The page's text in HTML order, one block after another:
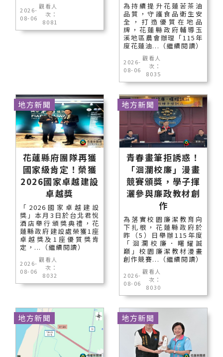
2026-
08-06
觀看人
次：
8081
為持續提升花蓮苦茶油
品質，守護食品衛生安
全，打造優質在地品
牌，花蓮縣政府輔導玉
溪地區農會辦理「115年
度花蓮油...（繼續閱讀）
2026-
08-06
觀看人
次：
8035
花蓮縣府團隊再獲
國家級肯定！榮獲
2026國家卓越建設
卓越獎
「2026國家卓越建設
獎」本月3日於台北君悅
酒店舉行頒獎典禮，花
蓮縣政府建設處榮獲1座
卓越獎及1座優質獎肯
定，...（繼續閱讀）
2026-
08-06
觀看人
次：
8032
地方新聞
青春畫筆拒誘惑！
「洄瀾校廉」漫畫
競賽頒獎，學子揮
灑參與廉政教材創
作
為落實校園廉潔教育向
下扎根，花蓮縣政府於
昨（5）日舉辦115年度
「洄瀾校廉．曙耀誠
巔」校園廉潔教材漫畫
創作競賽...（繼續閱讀）
2026-
08-06
觀看人
次：
8030
地方新聞
地方新聞 地方新聞